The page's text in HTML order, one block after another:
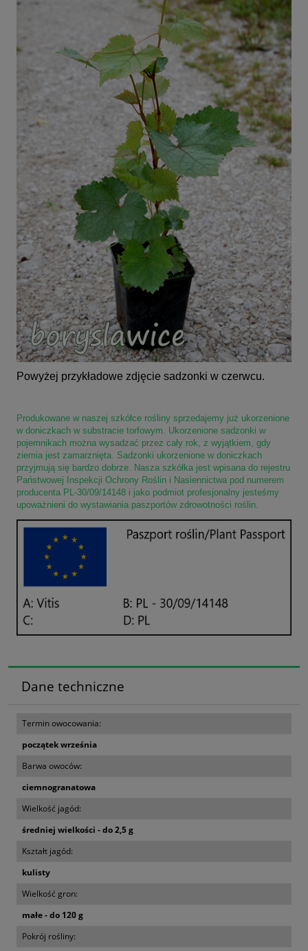
Powyżej przykładowe zdjęcie sadzonki w czerwcu.
Produkowane w naszej szkółce rośliny sprzedajemy już ukorzenione
w doniczkach w substracie torfowym. Ukorzenione sadzonki w
pojemnikach można wysadzać przez cały rok, z wyjątkiem, gdy
ziemia jest zamarznięta. Sadzonki ukorzenione w doniczkach
przyjmują się bardzo dobrze. Nasza szkółka jest wpisana do rejestru
Państwowej Inspekcji Ochrony Roślin i Nasiennictwa pod numerem
producenta PL-30/09/14148 i jako podmiot profesjonalny jesteśmy
upoważnieni do wystawiania paszportów zdrowotności roślin.
Dane techniczne
Termin owocowania:
początek września
Barwa owoców:
ciemnogranatowa
Wielkość jagód:
średniej wielkości - do 2,5 g
Kształt jagód:
kulisty
Wielkość gron:
małe - do 120 g
Pokrój rośliny: